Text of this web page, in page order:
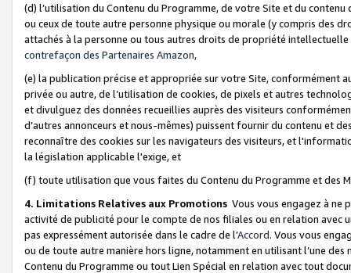
(d) l’utilisation du Contenu du Programme, de votre Site et du
ou ceux de toute autre personne physique ou morale (y compris des
attachés à la personne ou tous autres droits de propriété
contrefaçon des Partenaires Amazon,
(e) la publication précise et appropriée sur votre Site, conformément
privée ou autre, de l’utilisation de cookies, de pixels et autres
et divulguez des données recueillies auprès des visiteurs
d’autres annonceurs et nous-mêmes) puissent fournir du contenu et
reconnaître des cookies sur les navigateurs des visiteurs, et
la législation applicable l'exige, et
(f) toute utilisation que vous faites du Contenu du Programme et des
4. Limitations Relatives aux Promotions Vous vous engagez à ne
activité de publicité pour le compte de nos filiales ou en relation avec
pas expressément autorisée dans le cadre de l’Accord. Vous vous
ou de toute autre manière hors ligne, notamment en utilisant l’une
Contenu du Programme ou tout Lien Spécial en relation avec tout